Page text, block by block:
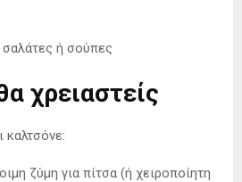
σαλάτες ή σούπες
χρειαστείς
καλτσόνε:
ζύμη για πίτσα (ή χειροποίητη